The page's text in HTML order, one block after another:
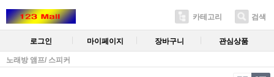
카테고리 검색
로그인 마이페이지 장바구니 관심상품
노래방 앰프/ 스피커